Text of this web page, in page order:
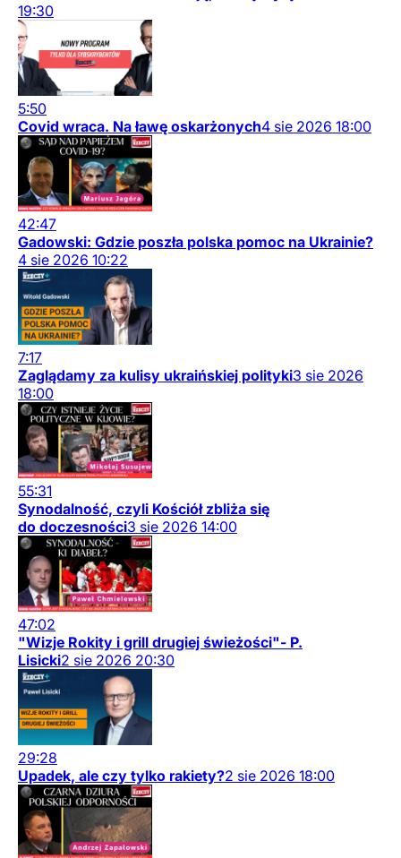
19:30
5:50
Covid wraca. Na ławę oskarżonych4 sie 2026 18:00
42:47
Gadowski: Gdzie poszła polska pomoc na Ukrainie?
4 sie 2026 10:22
7:17
Zaglądamy za kulisy ukraińskiej polityki3 sie 2026
18:00
55:31
Synodalność, czyli Kościół zbliża się
do doczesności3 sie 2026 14:00
47:02
"Wizje Rokity i grill drugiej świeżości"- P.
Lisicki2 sie 2026 20:30
29:28
Upadek, ale czy tylko rakiety?2 sie 2026 18:00